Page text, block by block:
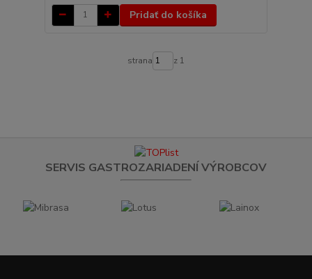
Pridať do košíka
strana z 1
SERVIS GASTROZARIADENÍ VÝROBCOV